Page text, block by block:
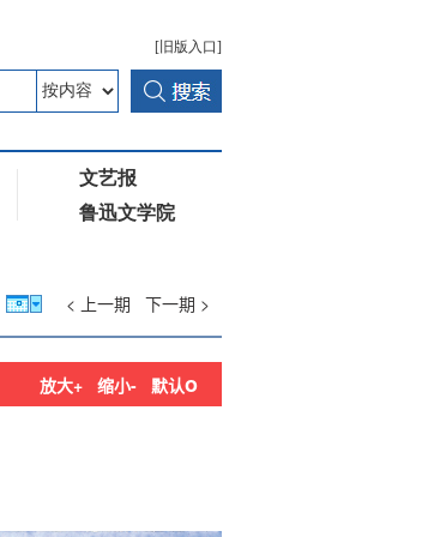
< 上一期 下一期 >
放大+ 缩小- 默认o